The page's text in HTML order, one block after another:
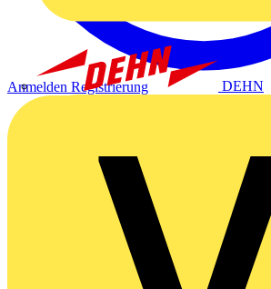
DEHN
Anmelden Registrierung